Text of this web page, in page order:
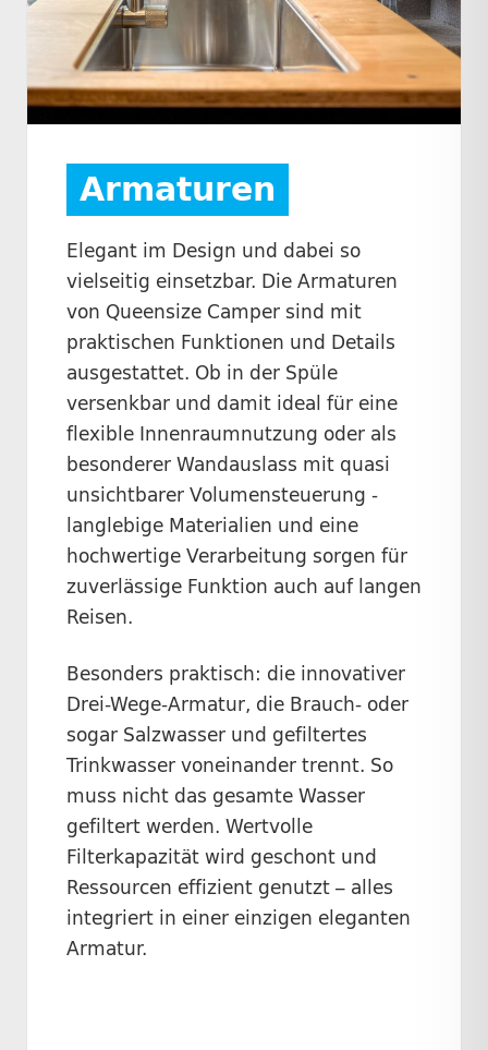
Armaturen
Elegant im Design und dabei so
vielseitig einsetzbar. Die Armaturen
von Queensize Camper sind mit
praktischen Funktionen und Details
ausgestattet. Ob in der Spüle
versenkbar und damit ideal für eine
flexible Innenraumnutzung oder als
besonderer Wandauslass mit quasi
unsichtbarer Volumensteuerung -
langlebige Materialien und eine
hochwertige Verarbeitung sorgen für
zuverlässige Funktion auch auf langen
Reisen.
Besonders praktisch: die innovativer
Drei-Wege-Armatur, die Brauch- oder
sogar Salzwasser und gefiltertes
Trinkwasser voneinander trennt. So
muss nicht das gesamte Wasser
gefiltert werden. Wertvolle
Filterkapazität wird geschont und
Ressourcen effizient genutzt – alles
integriert in einer einzigen eleganten
Armatur.